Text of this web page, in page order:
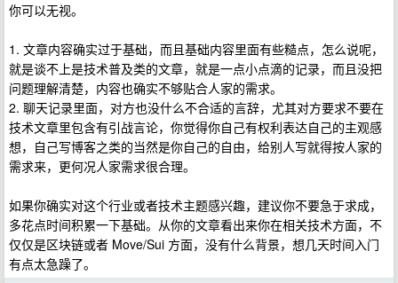
你可以无视。
1. 文章内容确实过于基础，而且基础内容里面有些糙点，怎么说呢，
就是谈不上是技术普及类的文章，就是一点小点滴的记录，而且没把
问题理解清楚，内容也确实不够贴合人家的需求。
2. 聊天记录里面，对方也没什么不合适的言辞，尤其对方要求不要在
技术文章里包含有引战言论，你觉得你自己有权利表达自己的主观感
想，自己写博客之类的当然是你自己的自由，给别人写就得按人家的
需求来，更何况人家需求很合理。
如果你确实对这个行业或者技术主题感兴趣，建议你不要急于求成，
多花点时间积累一下基础。从你的文章看出来你在相关技术方面，不
仅仅是区块链或者 Move/Sui 方面，没有什么背景，想几天时间入门
有点太急躁了。